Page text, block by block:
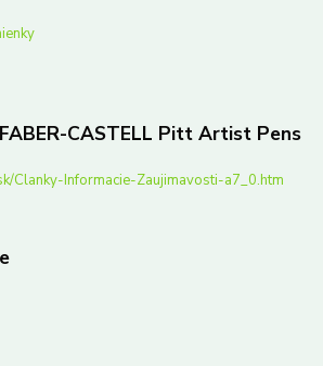
CASTELL Pitt Artist Pens
Clanky-Informacie-Zaujimavosti-a7_0.htm